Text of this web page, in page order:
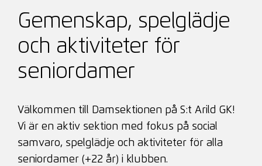
Gemenskap, spelglädje
och aktiviteter för
seniordamer
Välkommen till Damsektionen på S:t Arild GK!
Vi är en aktiv sektion med fokus på social
samvaro, spelglädje och aktiviteter för alla
seniordamer (+22 år) i klubben.